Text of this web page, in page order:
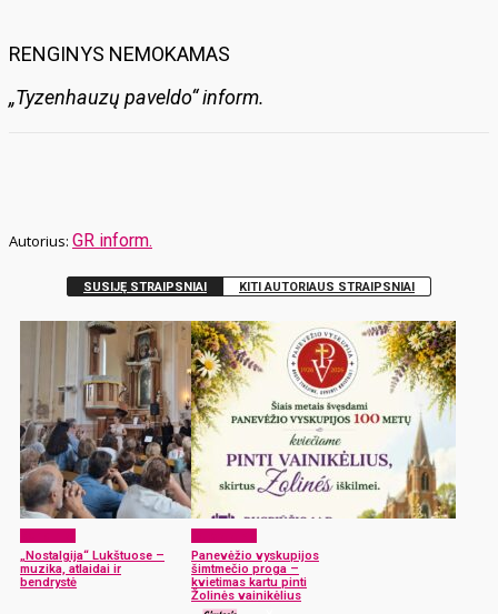
RENGINYS NEMOKAMAS
„Tyzenhauzų paveldo“ inform.
GR inform.
SUSIJĘ STRAIPSNIAI KITI AUTORIAUS STRAIPSNIAI
„Nostalgija“ Lukštuose –
muzika, atlaidai ir
bendrystė
Panevėžio vyskupijos
šimtmečio proga –
kvietimas kartu pinti
Žolinės vainikėlius